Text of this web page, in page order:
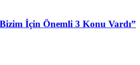
İçin Önemli 3 Konu Vardı”